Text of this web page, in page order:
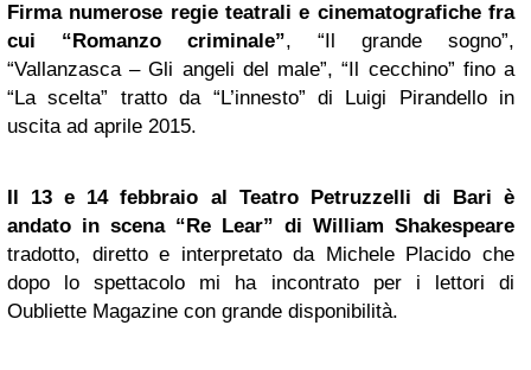
Firma numerose regie teatrali e cinematografiche fra
cui “Romanzo criminale”, “Il grande sogno”,
“Vallanzasca – Gli angeli del male”, “Il cecchino” fino a
“La scelta” tratto da “L’innesto” di Luigi Pirandello in
uscita ad aprile 2015.
Il 13 e 14 febbraio al Teatro Petruzzelli di Bari è
andato in scena “Re Lear” di William Shakespeare
tradotto, diretto e interpretato da Michele Placido che
dopo lo spettacolo mi ha incontrato per i lettori di
Oubliette Magazine con grande disponibilità.